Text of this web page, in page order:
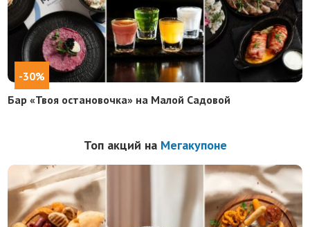
-30%
Бар «Твоя остановочка» на Малой Садовой
Топ акций на Мегакупоне